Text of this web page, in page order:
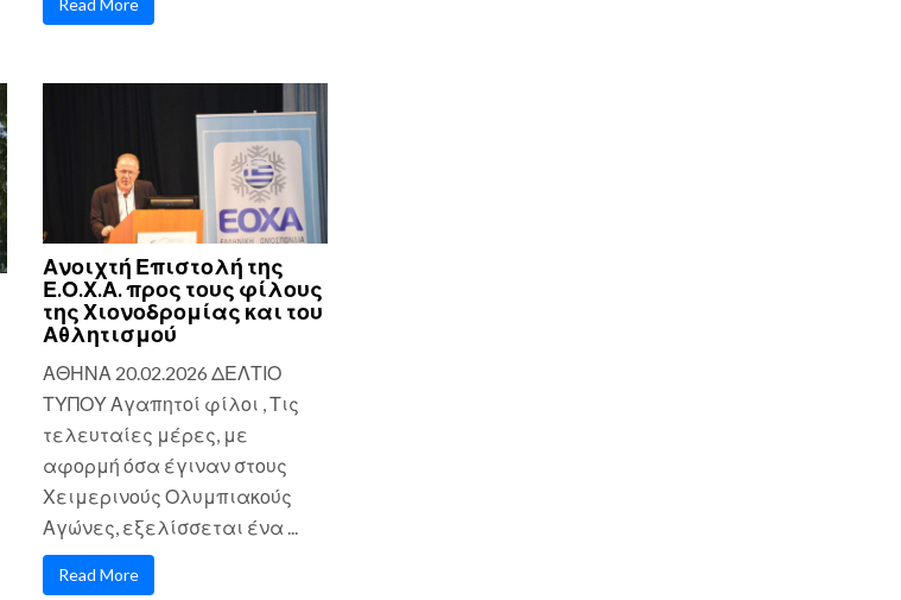
Read More
Ανοιχτή Επιστολή της
Ε.Ο.Χ.Α. προς τους φίλους
της Χιονοδρομίας και του
Αθλητισμού
ΑΘΗΝΑ 20.02.2026 ΔΕΛΤΙΟ
ΤΥΠΟΥ Αγαπητοί φίλοι , Τις
τελευταίες μέρες, με
αφορμή όσα έγιναν στους
Χειμερινούς Ολυμπιακούς
Αγώνες, εξελίσσεται ένα ...
Read More